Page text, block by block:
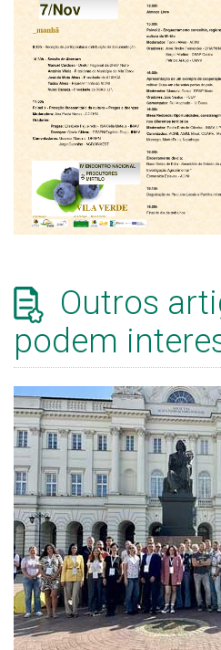
Outros
podem